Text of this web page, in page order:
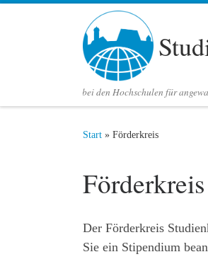
Zum Inhalt springen
bei den Hochschulen für
Start » Förderkreis
Förderkreis
Der Förderkreis
Sie ein Stipendium